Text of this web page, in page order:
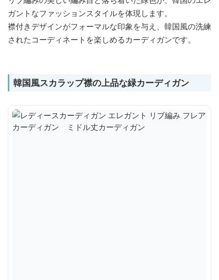
ガントなファッションスタイルを体現します。
襟付きデザインがフォーマルな印象を与え、韓国風の洗練
されたコーディネートを楽しめるカーディガンです。
韓国風スカラップ襟の上品な緑カーディガン